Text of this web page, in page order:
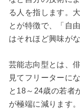
る人を指します。
とが特徴で、「自
はそれほど興味が
芸能志向型とは、
見てフリーターに
と18～24歳の若者
が極端に減ります